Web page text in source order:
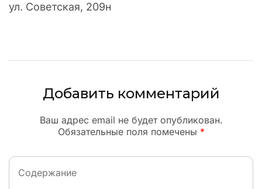
ул. Советская, 209н
Добавить комментарий
Ваш адрес email не будет опубликован.
Обязательные поля помечены *